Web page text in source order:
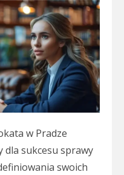
w Pradze
dla sukcesu sprawy
swoich